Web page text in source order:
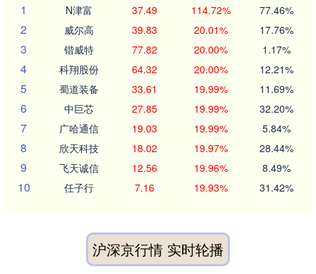
1
N津富 37.49 114.72% 77.46%
2 威尔高 39.83 20.01% 17.76%
3 锴威特 77.82 20.00% 1.17%
4 科翔股份 64.32 20.00% 12.21%
5 蜀道装备 33.61 19.99% 11.69%
6 中巨芯 27.85 19.99% 32.20%
7 广哈通信 19.03 19.99% 5.84%
8 欣天科技 18.02 19.97% 28.44%
9 飞天诚信 12.56 19.96% 8.49%
10 任子行 7.16 19.93% 31.42%
沪深京行情 实时轮播